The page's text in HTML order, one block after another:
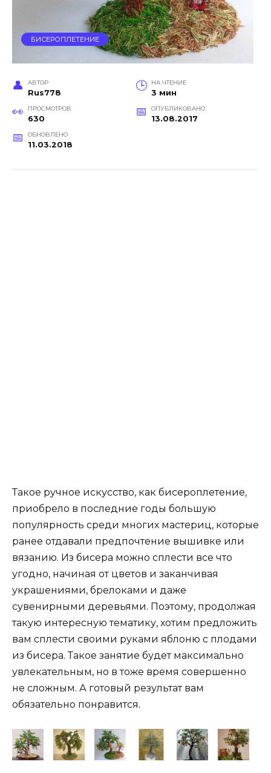
БИСЕРОПЛЕТЕНИЕ
АВТОР
Rus778
НА ЧТЕНИЕ
3 мин
ПРОСМОТРОВ
630
ОПУБЛИКОВАНО
13.08.2017
ОБНОВЛЕНО
11.03.2018
Такое ручное искусство, как бисероплетение,
приобрело в последние годы большую
популярность среди многих мастериц, которые
ранее отдавали предпочтение вышивке или
вязанию. Из бисера можно сплести все что
угодно, начиная от цветов и заканчивая
украшениями, брелоками и даже
сувенирными деревьями. Поэтому, продолжая
такую интересную тематику, хотим предложить
вам сплести своими руками яблоню с плодами
из бисера. Такое занятие будет максимально
увлекательным, но в тоже время совершенно
не сложным. А готовый результат вам
обязательно понравится.